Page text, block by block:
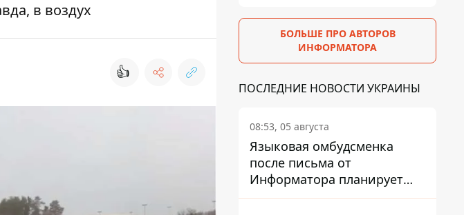
в воздух
👍
БОЛЬШЕ ПРО АВТОРОВ
ИНФОРМАТОРА
ПОСЛЕДНИЕ НОВОСТИ УКРАИНЫ
08:53, 05 августа
Языковая омбудсменка
после письма от
Информатора планирует
наказать компанию-